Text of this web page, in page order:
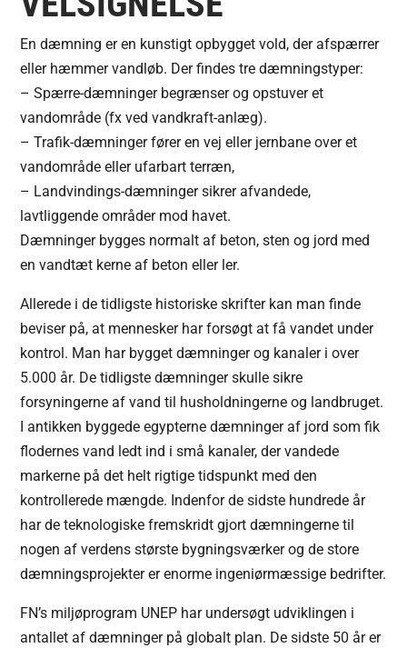
En dæmning er en kunstigt opbygget vold, der afspærrer
eller hæmmer vandløb. Der findes tre dæmningstyper:
– Spærre-dæmninger begrænser og opstuver et
vandområde (fx ved vandkraft-anlæg).
– Trafik-dæmninger fører en vej eller jernbane over et
vandområde eller ufarbart terræn,
– Landvindings-dæmninger sikrer afvandede,
lavtliggende områder mod havet.
Dæmninger bygges normalt af beton, sten og jord med
en vandtæt kerne af beton eller ler.
Allerede i de tidligste historiske skrifter kan man finde
beviser på, at mennesker har forsøgt at få vandet under
kontrol. Man har bygget dæmninger og kanaler i over
5.000 år. De tidligste dæmninger skulle sikre
forsyningerne af vand til husholdningerne og landbruget.
I antikken byggede egypterne dæmninger af jord som fik
flodernes vand ledt ind i små kanaler, der vandede
markerne på det helt rigtige tidspunkt med den
kontrollerede mængde. Indenfor de sidste hundrede år
har de teknologiske fremskridt gjort dæmningerne til
nogen af verdens største bygningsværker og de store
dæmningsprojekter er enorme ingeniørmæssige bedrifter.
FN’s miljøprogram UNEP har undersøgt udviklingen i
antallet af dæmninger på globalt plan. De sidste 50 år er